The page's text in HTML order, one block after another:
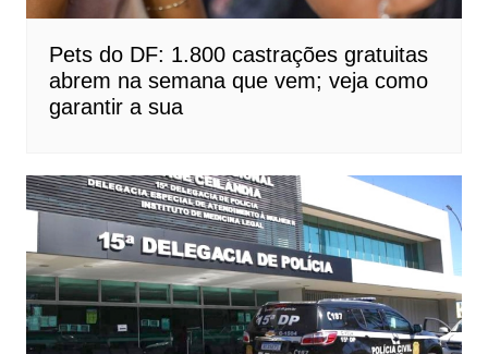
Pets do DF: 1.800 castrações gratuitas
abrem na semana que vem; veja como
garantir a sua